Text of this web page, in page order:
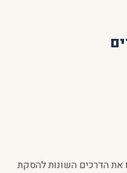
את הדרכים השונות להסקת